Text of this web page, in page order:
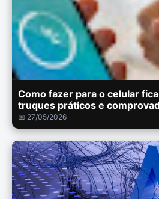
Como fazer para o celular
truques práticos e
📅 27/05/2026